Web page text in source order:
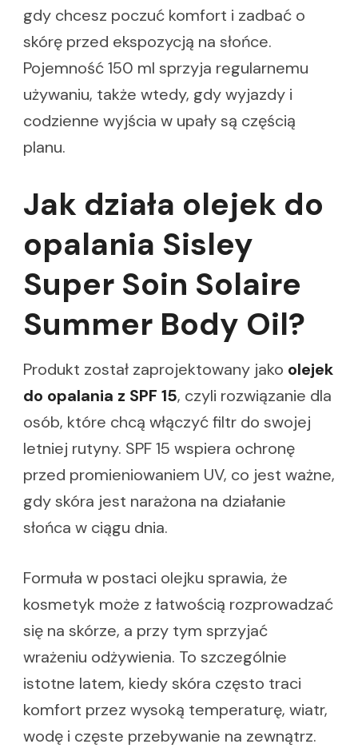
gdy chcesz poczuć komfort i zadbać o
skórę przed ekspozycją na słońce.
Pojemność 150 ml sprzyja regularnemu
używaniu, także wtedy, gdy wyjazdy i
codzienne wyjścia w upały są częścią
planu.
Jak działa olejek do
opalania Sisley
Super Soin Solaire
Summer Body Oil?
Produkt został zaprojektowany jako olejek
do opalania z SPF 15, czyli rozwiązanie dla
osób, które chcą włączyć filtr do swojej
letniej rutyny. SPF 15 wspiera ochronę
przed promieniowaniem UV, co jest ważne,
gdy skóra jest narażona na działanie
słońca w ciągu dnia.
Formuła w postaci olejku sprawia, że
kosmetyk może z łatwością rozprowadzać
się na skórze, a przy tym sprzyjać
wrażeniu odżywienia. To szczególnie
istotne latem, kiedy skóra często traci
komfort przez wysoką temperaturę, wiatr,
wodę i częste przebywanie na zewnątrz.